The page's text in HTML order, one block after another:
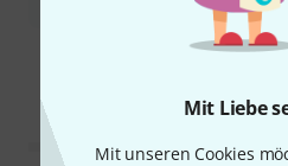
Mit Liebe
Mit unseren Cookies
insbesondere bei niedrigeren
Ist diese